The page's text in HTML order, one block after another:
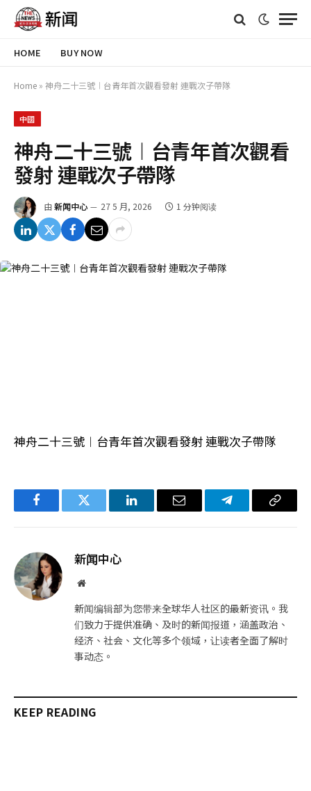
HOME BUY NOW
Home » 神舟二十三號︱台青年首次觀看發射 連戰次子帶隊
中國
神舟二十三號︱台青年首次觀看
發射 連戰次子帶隊
由 新闻中心 27 5 月, 2026 1 分钟阅读
神舟二十三號︱台青年首次觀看發射 連戰次子帶隊
FacebookTwitter LinkedIn电
Telegram复
新闻中心
网
新闻编辑部为您带来全球华人社区的最新资讯。我
们致力于提供准确、及时的新闻报道，涵盖政治、
经济、社会、文化等多个领域，让读者全面了解时
事动态。
KEEP READING